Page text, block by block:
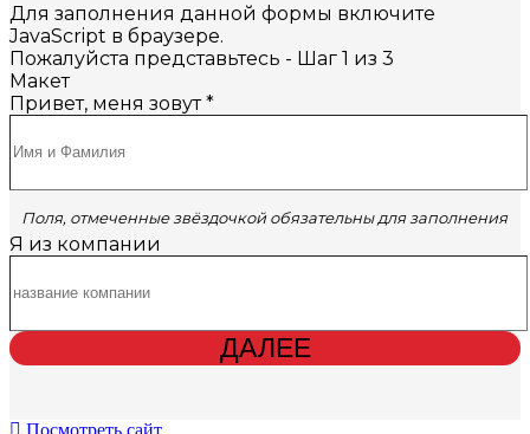
Для заполнения данной формы включите
JavaScript в браузере.
Пожалуйста представьтесь - Шаг 1 из 3
Макет
Привет, меня зовут*
Поля, отмеченные звёздочкой обязательны для заполнения
Я из компании
ДАЛЕЕ
Посмотреть сайт